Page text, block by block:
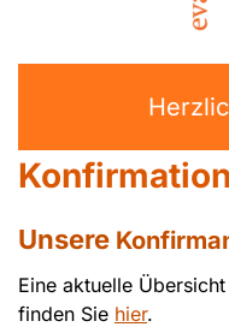
Konfirmation
Unsere
Eine aktuelle
finden Sie hier.